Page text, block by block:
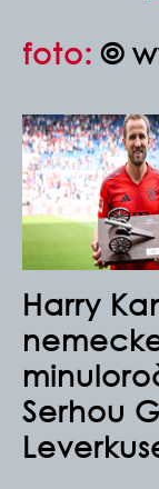
foto: ©
Harry
Serhou